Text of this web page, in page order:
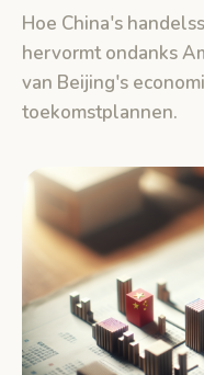
Hoe China's
hervormt ondanks
van Beijing's
toekomstplannen.